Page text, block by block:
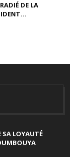
DE LA
SA LOYAUTÉ